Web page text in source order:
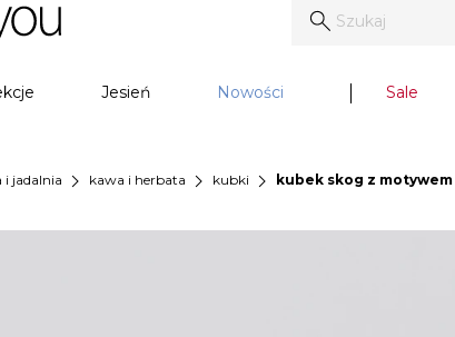
Jesień Nowości Sale
i jadalnia chevron_right kawa i herbata chevron_right kubki chevron_right kubek skog z